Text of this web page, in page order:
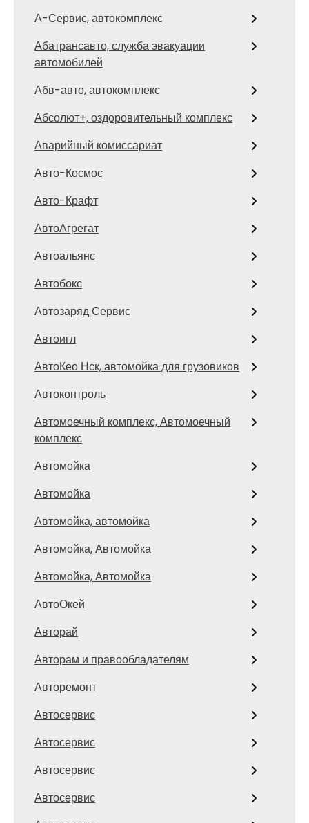
А-Сервис, автокомплекс
Абатрансавто, служба эвакуации
автомобилей
Абв-авто, автокомплекс
Абсолют+, оздоровительный комплекс
Аварийный комиссариат
Авто-Космос
Авто-Крафт
АвтоАгрегат
Автоальянс
Автобокс
Автозаряд Сервис
Автоигл
АвтоКео Нск, автомойка для грузовиков
Автоконтроль
Автомоечный комплекс, Автомоечный
комплекс
Автомойка
Автомойка
Автомойка, автомойка
Автомойка, Автомойка
Автомойка, Автомойка
АвтоОкей
Авторай
Авторам и правообладателям
Авторемонт
Автосервис
Автосервис
Автосервис
Автосервис